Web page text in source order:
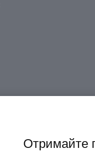
Отримайте